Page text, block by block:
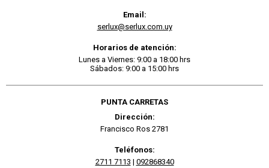
Email:
serlux@serlux.com.uy
Horarios de atención:
Lunes a Viernes: 9:00 a 18:00 hrs
Sábados: 9:00 a 15:00 hrs
PUNTA CARRETAS
Dirección:
Francisco Ros 2781
Teléfonos:
2711 7113 | 092868340